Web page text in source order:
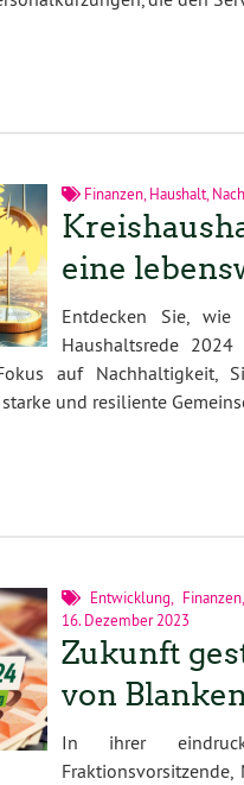
Finanzen,Haushalt,
eine
Entdecken Sie,
Haushaltsrede
auf Nachhaltigkeit,
und resiliente
Entwicklung Finanzen,
16. Dezember 2023
Zukunft
von
In ihrer